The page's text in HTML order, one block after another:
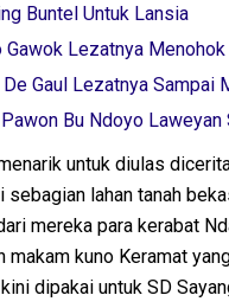
Buntel Untuk Lansia
Lezatnya Menohok
Gaul Lezatnya Sampai
Bu Ndoyo Laweyan
untuk diulas
sebagian lahan tanah
mereka para kerabat
kuno Keramat
dipakai untuk SD